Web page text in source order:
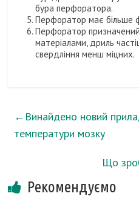
бура перфоратора.
Перфоратор має більше
Перфоратор
матеріалами, дриль
свердління менш міцних.
← Винайдено новий
температури мозку
Що
Рекомендуємо